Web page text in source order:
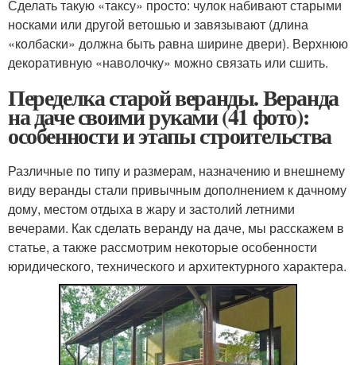
Сделать такую «таксу» просто: чулок набивают старыми
носками или другой ветошью и завязывают (длина
«колбаски» должна быть равна ширине двери). Верхнюю
декоративную «наволочку» можно связать или сшить.
Переделка старой веранды. Веранда
на даче своими руками (41 фото):
особенности и этапы строительства
Различные по типу и размерам, назначению и внешнему
виду веранды стали привычным дополнением к дачному
дому, местом отдыха в жару и застолий летними
вечерами. Как сделать веранду на даче, мы расскажем в
статье, а также рассмотрим некоторые особенности
юридического, технического и архитектурного характера.